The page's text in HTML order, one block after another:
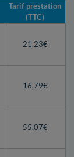
Tarif prestation
(TTC)
21,23€
16,79€
55,07€